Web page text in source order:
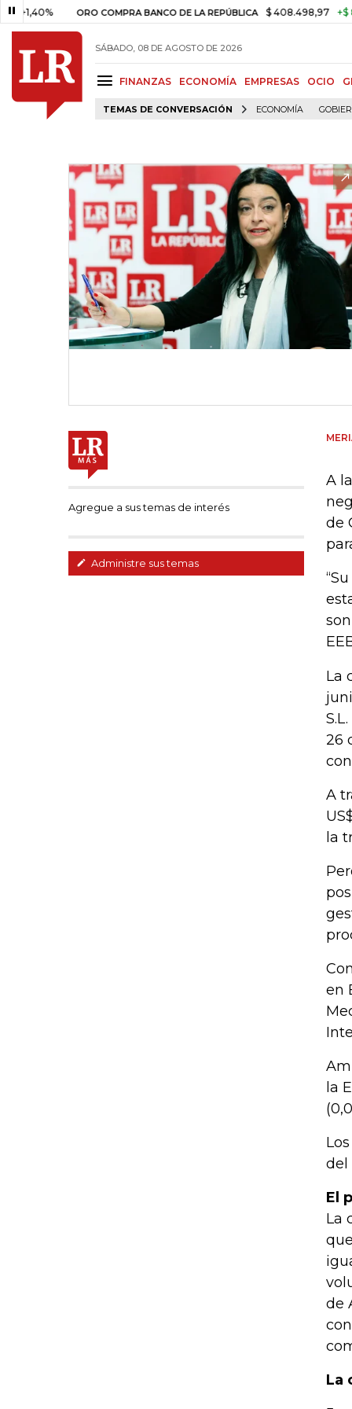
ORO COMPRA BANCO DE LA REPÚBLICA $ 408.498,97 +$ 8.753,81
SÁBADO, 08 DE AGOSTO DE 2026
FINANZAS ECONOMÍA EMPRESAS OCIO
TEMAS DE CONVERSACIÓN ECONOMÍA
Agregue a sus temas de interés
Administre sus temas
A
de
La
26
A
la
en
la
del
El
La
de
La